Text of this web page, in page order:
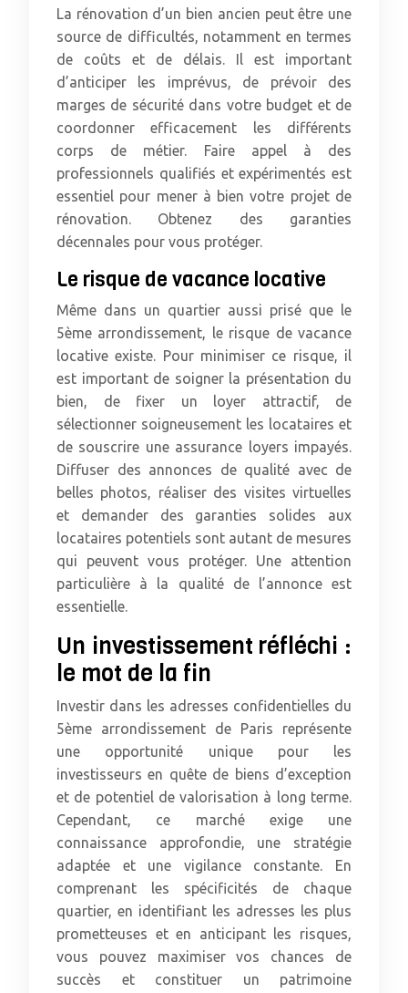
La rénovation d’un bien ancien peut être une
source de difficultés, notamment en termes
de coûts et de délais. Il est important
d’anticiper les imprévus, de prévoir des
marges de sécurité dans votre budget et de
coordonner efficacement les différents
corps de métier. Faire appel à des
professionnels qualifiés et expérimentés est
essentiel pour mener à bien votre projet de
rénovation. Obtenez des garanties
décennales pour vous protéger.
Le risque de vacance locative
Même dans un quartier aussi prisé que le
5ème arrondissement, le risque de vacance
locative existe. Pour minimiser ce risque, il
est important de soigner la présentation du
bien, de fixer un loyer attractif, de
sélectionner soigneusement les locataires et
de souscrire une assurance loyers impayés.
Diffuser des annonces de qualité avec de
belles photos, réaliser des visites virtuelles
et demander des garanties solides aux
locataires potentiels sont autant de mesures
qui peuvent vous protéger. Une attention
particulière à la qualité de l’annonce est
essentielle.
Un investissement réfléchi :
le mot de la fin
Investir dans les adresses confidentielles du
5ème arrondissement de Paris représente
une opportunité unique pour les
investisseurs en quête de biens d’exception
et de potentiel de valorisation à long terme.
Cependant, ce marché exige une
connaissance approfondie, une stratégie
adaptée et une vigilance constante. En
comprenant les spécificités de chaque
quartier, en identifiant les adresses les plus
prometteuses et en anticipant les risques,
vous pouvez maximiser vos chances de
succès et constituer un patrimoine